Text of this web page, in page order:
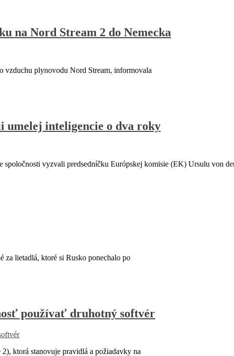
na Nord Stream 2 do Nemecka
plynovodu Nord Stream, informovala
umelej inteligencie o dva roky
vyzvali predsedníčku Európskej komisie (EK) Ursulu von
lietadlá, ktoré si Rusko ponechalo po
používať druhotný softvér
ktorá stanovuje pravidlá a požiadavky na